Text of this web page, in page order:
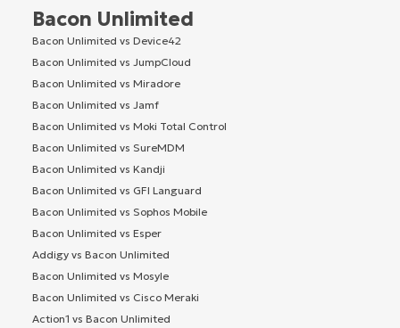
Bacon Unlimited
Bacon Unlimited vs Device42
Bacon Unlimited vs JumpCloud
Bacon Unlimited vs Miradore
Bacon Unlimited vs Jamf
Bacon Unlimited vs Moki Total Control
Bacon Unlimited vs SureMDM
Bacon Unlimited vs Kandji
Bacon Unlimited vs GFI Languard
Bacon Unlimited vs Sophos Mobile
Bacon Unlimited vs Esper
Addigy vs Bacon Unlimited
Bacon Unlimited vs Mosyle
Bacon Unlimited vs Cisco Meraki
Action1 vs Bacon Unlimited